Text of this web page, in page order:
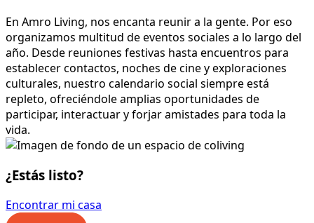
En Amro Living, nos encanta reunir a la gente. Por eso
organizamos multitud de eventos sociales a lo largo del
año. Desde reuniones festivas hasta encuentros para
establecer contactos, noches de cine y exploraciones
culturales, nuestro calendario social siempre está
repleto, ofreciéndole amplias oportunidades de
participar, interactuar y forjar amistades para toda la
vida.
¿Estás listo?
Encontrar mi casa